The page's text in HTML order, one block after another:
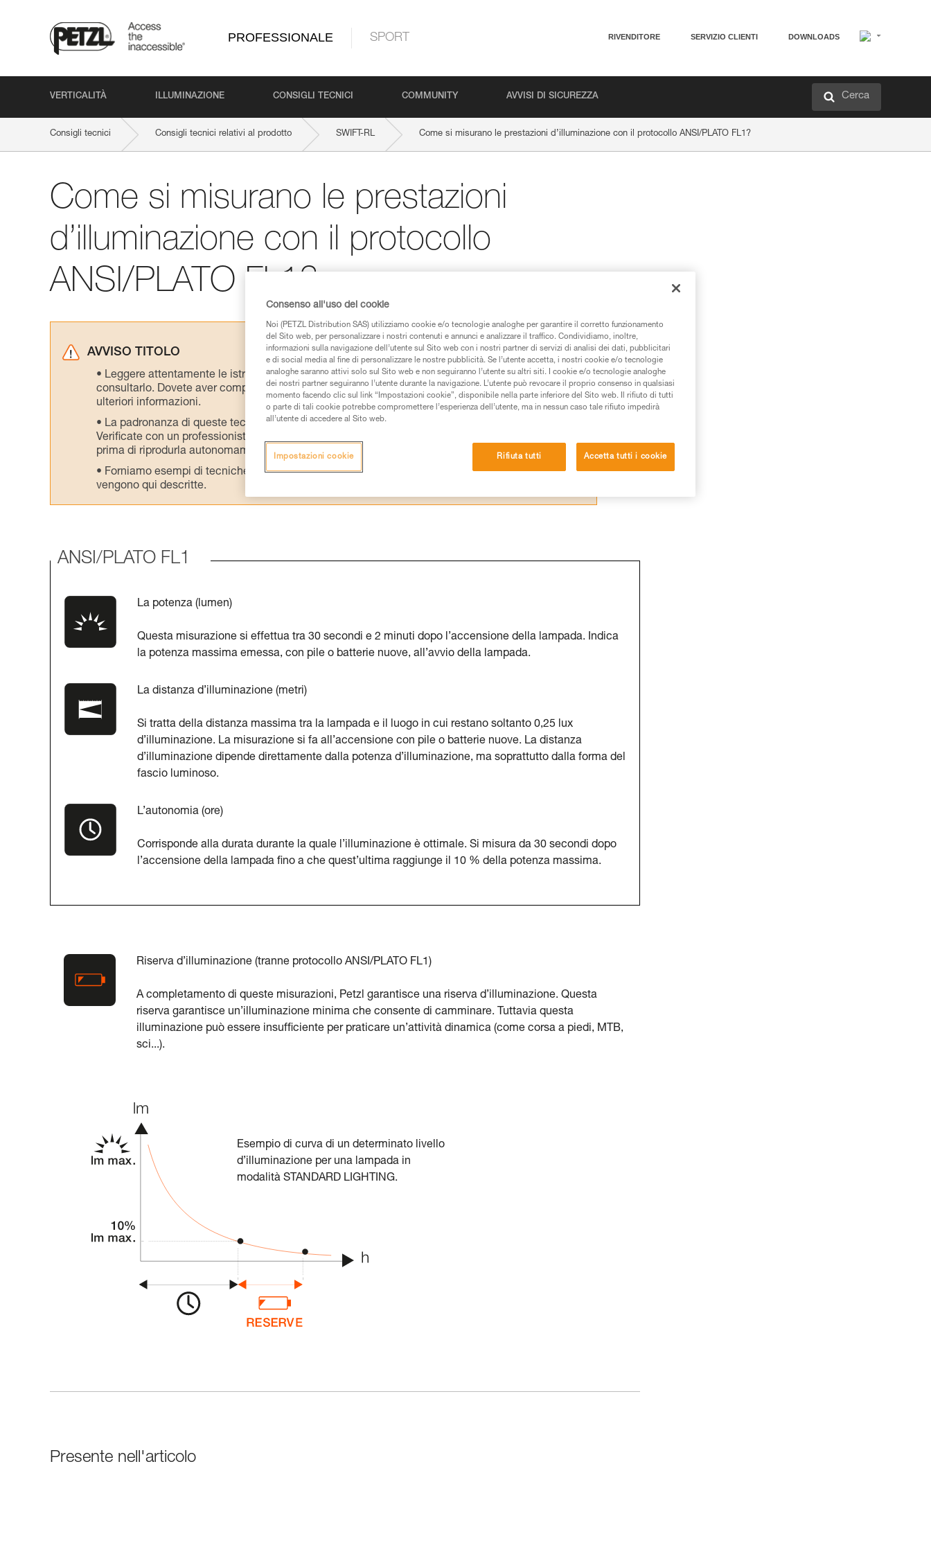
PROFESSIONALE SPORT RIVENDITORE SERVIZIO CLIENTI DOWNLOADS
VERTICALITÀ ILLUMINAZIONE CONSIGLI TECNICI COMMUNITY AVVISI DI SICUREZZA Cerca
Consigli tecnici Consigli tecnici relativi al prodotto SWIFT-RL Come si misurano le prestazioni d’illuminazione con il protocollo ANSI/PLATO FL1?
Come si misurano le prestazioni
d’illuminazione con il protocollo
ANSI/PLATO FL1?
AVVISO TITOLO
Leggere attentamente le istruzioni tecniche dei prodotti utilizzati in questo consiglio prima di
consultarlo. Dovete aver compreso le informazioni dell’istruzione tecnica per poter capire queste
ulteriori informazioni.
La padronanza di queste tecniche richiede una formazione ed un addestramento specifico.
Verificate con un professionista la vostra capacità di rifare la manovra, da soli, in piena sicurezza,
prima di riprodurla autonomamente.
Forniamo esempi di tecniche relative alla vostra attività. Ne possono esistere altre che non
vengono qui descritte.
ANSI/PLATO FL1
La potenza (lumen)
Questa misurazione si effettua tra 30 secondi e 2 minuti dopo l’accensione della lampada. Indica
la potenza massima emessa, con pile o batterie nuove, all’avvio della lampada.
La distanza d’illuminazione (metri)
Si tratta della distanza massima tra la lampada e il luogo in cui restano soltanto 0,25 lux
d’illuminazione. La misurazione si fa all’accensione con pile o batterie nuove. La distanza
d’illuminazione dipende direttamente dalla potenza d’illuminazione, ma soprattutto dalla forma del
fascio luminoso.
L’autonomia (ore)
Corrisponde alla durata durante la quale l’illuminazione è ottimale. Si misura da 30 secondi dopo
l’accensione della lampada fino a che quest’ultima raggiunge il 10 % della potenza massima.
Riserva d’illuminazione (tranne protocollo ANSI/PLATO FL1)
A completamento di queste misurazioni, Petzl garantisce una riserva d’illuminazione. Questa
riserva garantisce un’illuminazione minima che consente di camminare. Tuttavia questa
illuminazione può essere insufficiente per praticare un’attività dinamica (come corsa a piedi, MTB,
sci...).
Esempio di curva di un determinato livello
d’illuminazione per una lampada in
modalità STANDARD LIGHTING.
Presente nell'articolo
Consenso all'uso dei cookie
Noi (PETZL Distribution SAS) utilizziamo cookie e/o tecnologie analoghe per garantire il corretto funzionamento
del Sito web, per personalizzare i nostri contenuti e annunci e analizzare il traffico. Condividiamo, inoltre,
informazioni sulla navigazione dell’utente sul Sito web con i nostri partner di servizi di analisi dei dati, pubblicitari
e di social media al fine di personalizzare le nostre pubblicità. Se l’utente accetta, i nostri cookie e/o tecnologie
analoghe saranno attivi solo sul Sito web e non seguiranno l’utente su altri siti. I cookie e/o tecnologie analoghe
dei nostri partner seguiranno l’utente durante la navigazione. L’utente può revocare il proprio consenso in qualsiasi
momento facendo clic sul link “Impostazioni cookie”, disponibile nella parte inferiore del Sito web. Il rifiuto di tutti
o parte di tali cookie potrebbe compromettere l’esperienza dell’utente, ma in nessun caso tale rifiuto impedirà
all’utente di accedere al Sito web.
Rifiuta tutti Accetta tutti i cookie
Impostazioni cookie